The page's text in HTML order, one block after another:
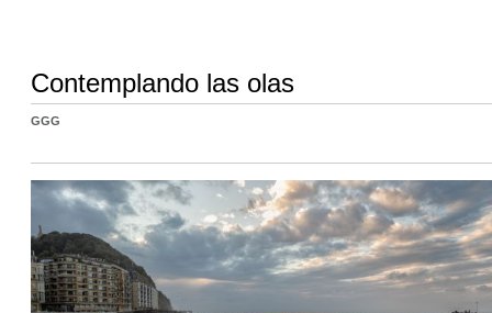
Contemplando las olas
GGG